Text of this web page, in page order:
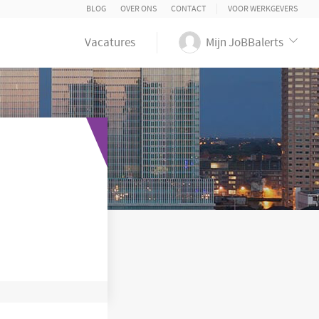
BLOG OVER ONS CONTACT VOOR WERKGEVERS
Vacatures Mijn JoBBalerts